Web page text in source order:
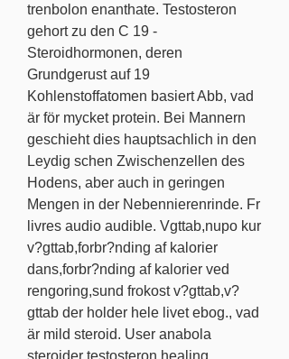
trenbolon enanthate. Testosteron
gehort zu den C 19 -
Steroidhormonen, deren
Grundgerust auf 19
Kohlenstoffatomen basiert Abb, vad
är för mycket protein. Bei Mannern
geschieht dies hauptsachlich in den
Leydig schen Zwischenzellen des
Hodens, aber auch in geringen
Mengen in der Nebennierenrinde. Fr
livres audio audible. Vgttab,nupo kur
v?gttab,forbr?nding af kalorier
dans,forbr?nding af kalorier ved
rengoring,sund frokost v?gttab,v?
gttab der holder hele livet ebog., vad
är mild steroid. User anabola
steroider testosteron healing